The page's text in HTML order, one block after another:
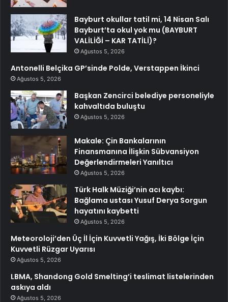
Bayburt okullar tatil mi, 14 Nisan Salı
Bayburt’ta okul yok mu (BAYBURT
VALİLİĞİ – KAR TATİLİ)?
Ağustos 5, 2026
Antonelli Belçika GP’sinde Polde, Verstappen İkinci
Ağustos 5, 2026
Başkan Zencirci belediye personeliyle
kahvaltıda buluştu
Ağustos 5, 2026
Makale: Çin Bankalarının
Finansmanına İlişkin Sübvansiyon
Değerlendirmeleri Yanıltıcı
Ağustos 5, 2026
Türk Halk Müziği’nin acı kaybı:
Bağlama ustası Yusuf Derya Sorgun
hayatını kaybetti
Ağustos 5, 2026
Meteoroloji’den Üç İl İçin Kuvvetli Yağış, İki Bölge İçin
Kuvvetli Rüzgar Uyarısı
Ağustos 5, 2026
LBMA, Shandong Gold Smelting’i teslimat listelerinden
askıya aldı
Ağustos 5, 2026